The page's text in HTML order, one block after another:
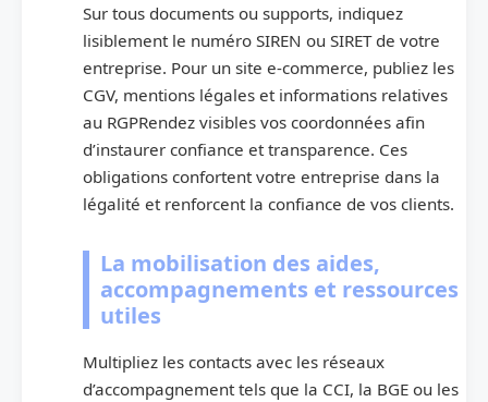
Sur tous documents ou supports, indiquez
lisiblement le numéro SIREN ou SIRET de votre
entreprise. Pour un site e-commerce, publiez les
CGV, mentions légales et informations relatives
au RGPRendez visibles vos coordonnées afin
d’instaurer confiance et transparence. Ces
obligations confortent votre entreprise dans la
légalité et renforcent la confiance de vos clients.
La mobilisation des aides,
accompagnements et ressources
utiles
Multipliez les contacts avec les réseaux
d’accompagnement tels que la CCI, la BGE ou les